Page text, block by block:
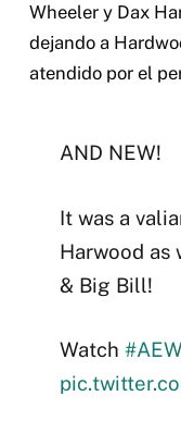
Wheeler y Dax
dejando a
atendido por el
AND NEW!
It was a
Harwood as
& Big Bill!
Watch